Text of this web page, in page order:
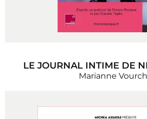
LE JOURNAL INTIME DE
Marianne Vourch